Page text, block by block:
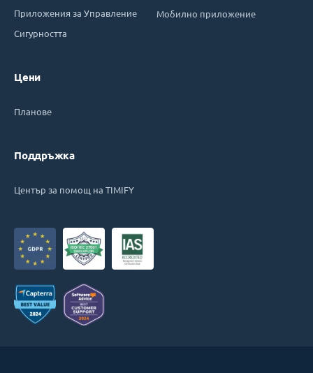
Приложения за Управление
Сигурността
Цени
Планове
Поддръжка
Център за помощ на TIMIFY
Мобилно приложение